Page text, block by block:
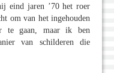
eind jaren ’70 het roer
om van het ingehouden
te gaan, maar ik ben
van schilderen die